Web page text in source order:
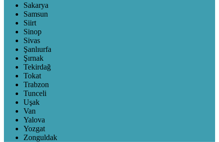
Sakarya
Samsun
Siirt
Sinop
Sivas
Şanlıurfa
Şırnak
Tekirdağ
Tokat
Trabzon
Tunceli
Uşak
Van
Yalova
Yozgat
Zonguldak